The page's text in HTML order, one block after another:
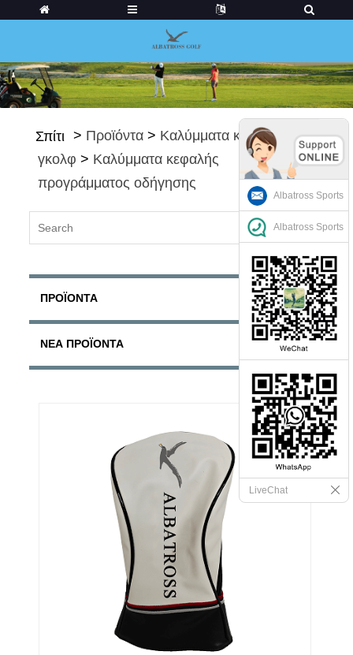
Σπίτι > Προϊόντα > Καλύμματα κεφαλής
γκολφ > Καλύμματα κεφαλής
προγράμματος οδήγησης
ΠΡΟΪΌΝΤΑ
ΝΈΑ ΠΡΟΪΌΝΤΑ
Albatross Sports
Albatross Sports
LiveChat